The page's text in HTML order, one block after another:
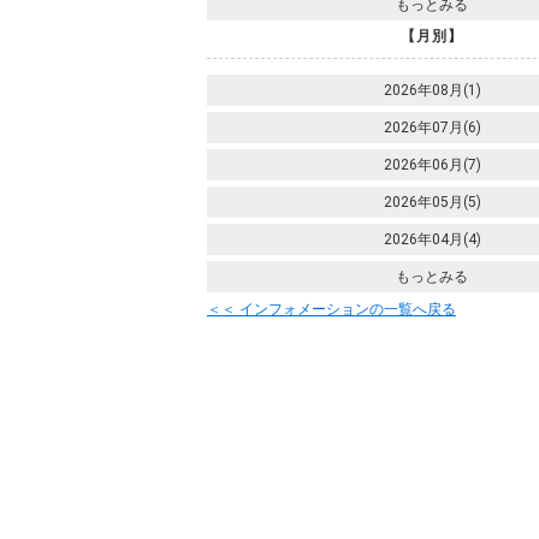
もっとみる
【月別】
2026年08月(1)
2026年07月(6)
2026年06月(7)
2026年05月(5)
2026年04月(4)
もっとみる
＜＜ インフォメーションの一覧へ戻る